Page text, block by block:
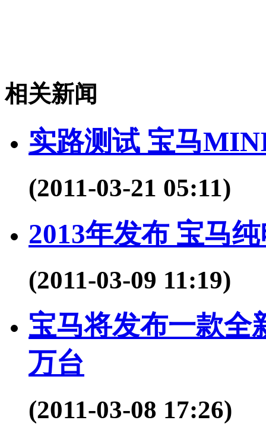
相关新闻
实路测试 宝马
(2011-03-21 05:11)
2013年发布 宝马
(2011-03-09 11:19)
宝马将发布一款全
万台
(2011-03-08 17:26)